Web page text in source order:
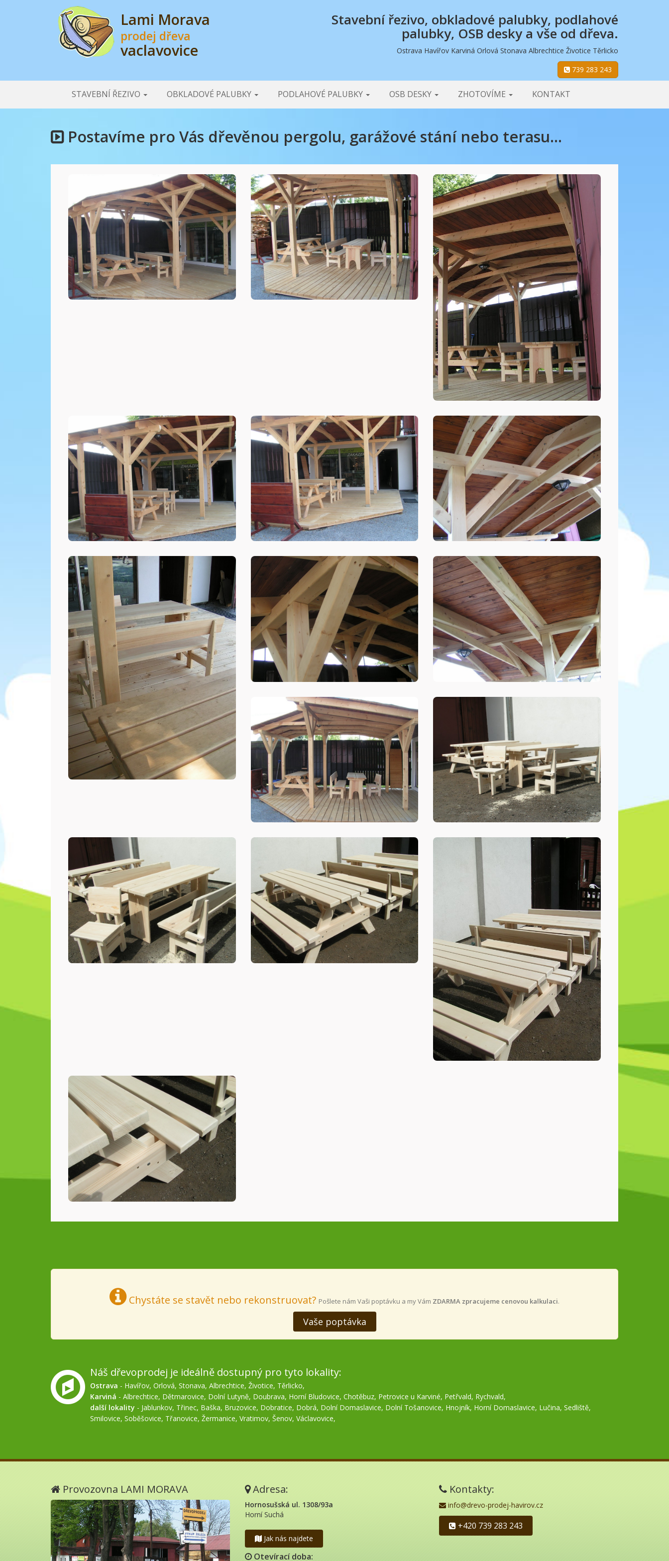
Lami Morava
prodej dřeva
vaclavovice
Stavební řezivo, obkladové palubky, podlahové
palubky, OSB desky a vše od dřeva.
Ostrava Havířov Karviná Orlová Stonava Albrechtice Životice Těrlicko
739 283 243
STAVEBNÍ ŘEZIVO OBKLADOVÉ PALUBKY PODLAHOVÉ PALUBKY OSB DESKY ZHOTOVÍME KONTAKT
Postavíme pro Vás dřevěnou pergolu, garážové stání nebo terasu...
Chystáte se stavět nebo rekonstruovat? Pošlete nám Vaši poptávku a my Vám ZDARMA zpracujeme cenovou kalkulaci.
Vaše poptávka
Náš dřevoprodej je ideálně dostupný pro tyto lokality:
Ostrava - Havířov, Orlová, Stonava, Albrechtice, Životice, Těrlicko,
Karviná - Albrechtice, Dětmarovice, Dolní Lutyně, Doubrava, Horní Bludovice, Chotěbuz, Petrovice u Karviné, Petřvald, Rychvald,
další lokality - Jablunkov, Třinec, Baška, Bruzovice, Dobratice, Dobrá, Dolní Domaslavice, Dolní Tošanovice, Hnojník, Horní Domaslavice, Lučina, Sedliště,
Smilovice, Soběšovice, Třanovice, Žermanice, Vratimov, Šenov, Václavovice,
Provozovna LAMI MORAVA Adresa:
Hornosušská ul. 1308/93a
Horní Suchá
Jak nás najdete
Otevírací doba:
Kontakty:
info@drevo-prodej-havirov.cz
+420 739 283 243